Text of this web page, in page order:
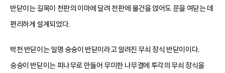
반닫이는 길목이 천판의 이마에 달려 천판에 물건을 얹어도 문을 여닫는 데
편리하게 설계되었다.
박천 반닫이는 일명 숭숭이 반닫이라고 알려진 무쇠 장식 반닫이이다.
숭숭이 반닫이는 피나무로 만들어 무미한 나무결에 투각의 무쇠 장식을